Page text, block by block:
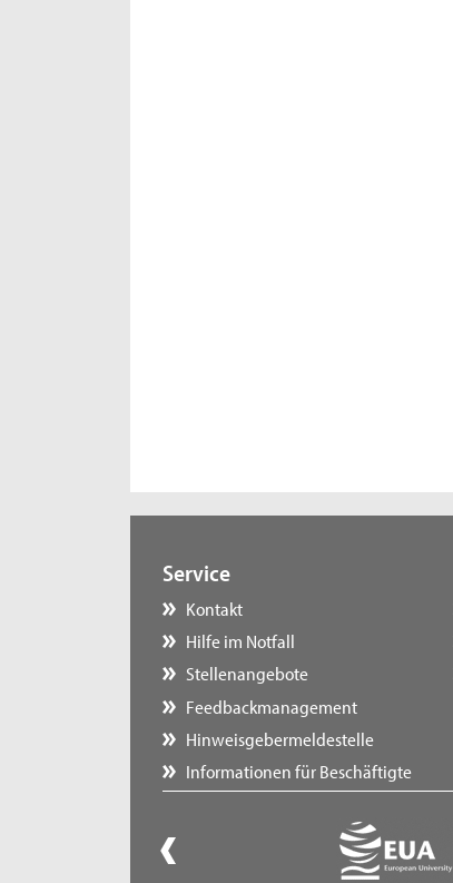
Service
Kontakt
Hilfe im Notfall
Stellenangebote
Feedbackmanagement
Hinweisgebermeldestelle
Informationen für Beschäftigte